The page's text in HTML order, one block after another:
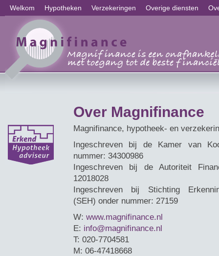
Welkom Hypotheken Verzekeringen Overige diensten
Over Magnifinance
Magnifinance, hypotheek- en
Ingeschreven bij de Kamer van
nummer: 34300986
Ingeschreven bij de Autoriteit
12018028
Ingeschreven bij Stichting
(SEH) onder nummer: 27159
W: www.magnifinance.nl
E: info@magnifinance.nl
T: 020-7704581
M: 06-47418668